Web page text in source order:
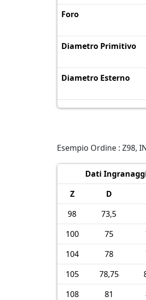
Foro
Diametro Primitivo
Diametro Esterno
Esempio Ordine : Z98,
Dati
Z
D
98
73,5
100
75
104
78
105
78,75
108
81